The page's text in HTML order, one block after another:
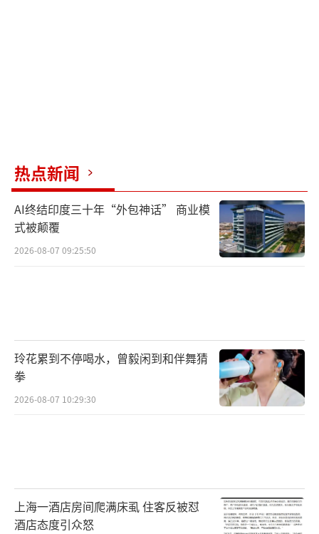
热点新闻
AI终结印度三十年“外包神话” 商业模
式被颠覆
2026-08-07 09:25:50
玲花累到不停喝水，曾毅闲到和伴舞猜
拳
2026-08-07 10:29:30
上海一酒店房间爬满床虱 住客反被怼
酒店态度引众怒